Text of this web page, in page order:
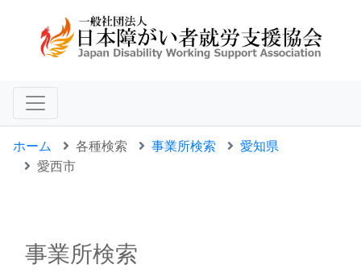
ホーム 各種検索 事業所検索
愛知県
愛西市
事業所検索